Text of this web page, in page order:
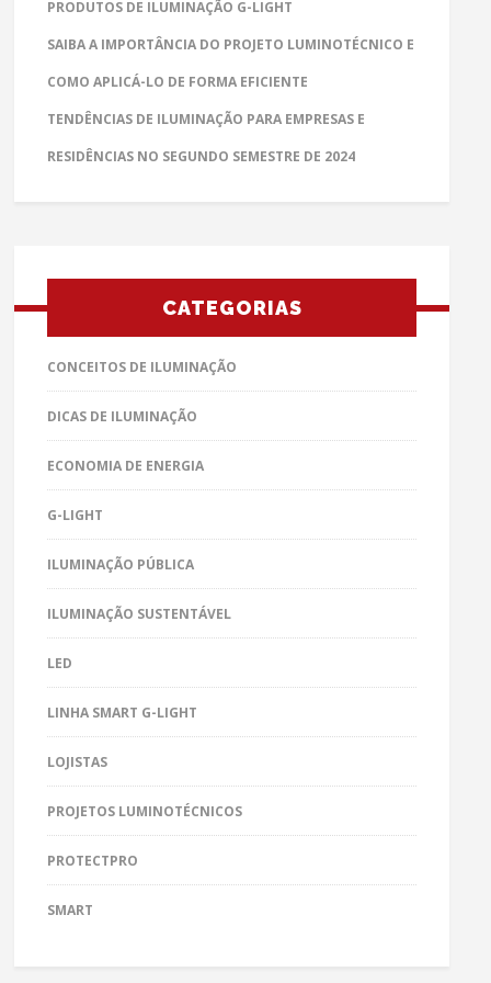
PRODUTOS DE ILUMINAÇÃO G-LIGHT
SAIBA A IMPORTÂNCIA DO PROJETO LUMINOTÉCNICO E
COMO APLICÁ-LO DE FORMA EFICIENTE
TENDÊNCIAS DE ILUMINAÇÃO PARA EMPRESAS E
RESIDÊNCIAS NO SEGUNDO SEMESTRE DE 2024
CATEGORIAS
CONCEITOS DE ILUMINAÇÃO
DICAS DE ILUMINAÇÃO
ECONOMIA DE ENERGIA
G-LIGHT
ILUMINAÇÃO PÚBLICA
ILUMINAÇÃO SUSTENTÁVEL
LED
LINHA SMART G-LIGHT
LOJISTAS
PROJETOS LUMINOTÉCNICOS
PROTECTPRO
SMART